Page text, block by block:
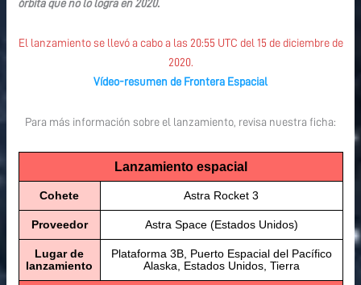
órbita que no lo logra en 2020.
El lanzamiento se llevó a cabo a las 20:55 UTC del 15 de diciembre de
2020.
Vídeo-resumen de Frontera Espacial
Para más información sobre el lanzamiento, revisa nuestra ficha:
Lanzamiento espacial
Cohete Astra Rocket 3
Proveedor Astra Space (Estados Unidos)
Lugar de
lanzamiento
Plataforma 3B, Puerto Espacial del Pacífico
Alaska, Estados Unidos, Tierra